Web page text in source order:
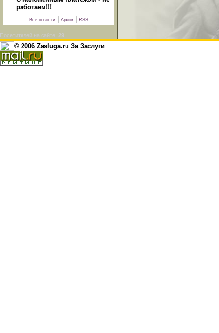
работаем!!!
Все новости Архив RSS
Посетителей на сайте: 29
© 2006 Zasluga.ru За Заслуги